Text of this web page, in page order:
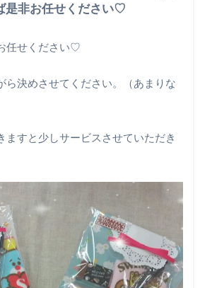
是非お任せください♡
任せください♡
ら決めさせてください。（あまりな
ますと少しサービスさせていただき